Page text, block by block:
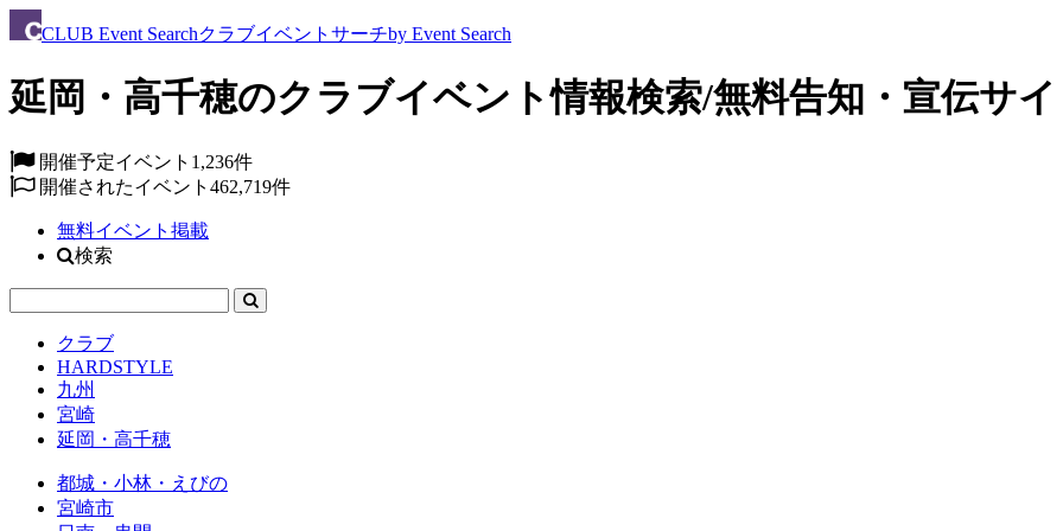
CLUB Event Searchクラブイベントサーチby Event Search
延岡・高千穂のクラブイベント情報検索/無料告知・宣伝サ
開催予定イベント 1,236件
開催されたイベント 462,719件
無料イベント掲載
検索
クラブ
HARDSTYLE
九州
宮崎
延岡・高千穂
都城・小林・えびの
宮崎市